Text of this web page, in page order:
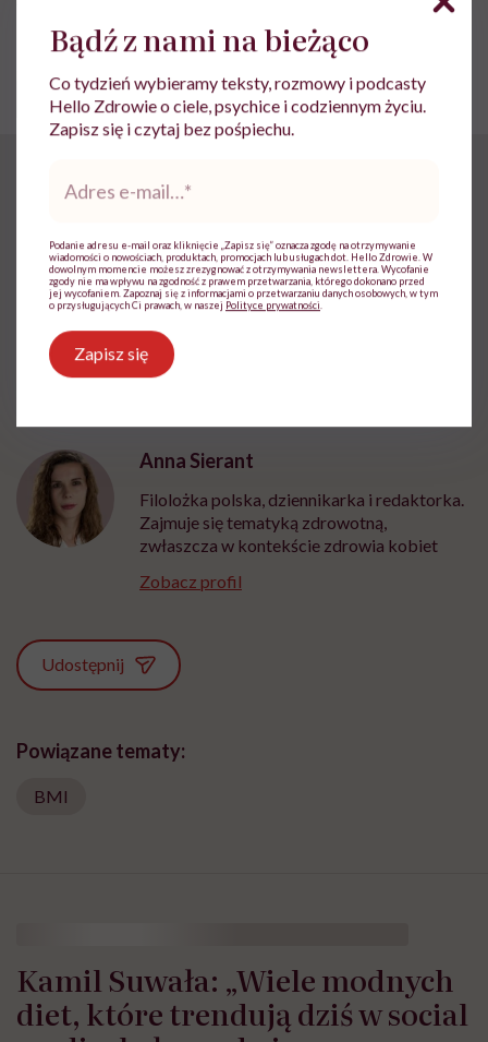
ciąży? Wymienia dietetyczka
FIT’n”Roll Dietetyk dodaje również, że prawidłowe
podziału na posiłki to: 25% w przypadkuśniadania
10% przypada na drugie śniadanie, 30% – naobiad
10% na podwieczorek i 25% nakolację
Anna Sierant
Filolożka polska, dziennikarka i redaktorka.
Zajmuje się tematyką zdrowotną,
zwłaszcza w kontekście zdrowia kobiet
Zobacz profil
Udostępnij
Powiązane tematy:
BMI
Kamil Suwała: „Wiele modnych
diet, które trendują dziś w social
Bądź z nami na bieżąco
Co tydzień wybieramy teksty, rozmowy i podcasty
Hello Zdrowie o ciele, psychice i codziennym życiu.
Zapisz się i czytaj bez pośpiechu.
mail*
Podanie adresu e-mail oraz kliknięcie „Zapisz się” oznacza zgodę na otrzymywanie
wiadomości o nowościach, produktach, promocjach lub usługach dot. Hello Zdrowie. W
dowolnym momencie możesz zrezygnować z otrzymywania newslettera. Wycofanie
zgody nie ma wpływu na zgodność z prawem przetwarzania, którego dokonano przed
jej wycofaniem. Zapoznaj się z informacjami o przetwarzaniu danych osobowych, w tym
o przysługujących Ci prawach, w naszej Polityce prywatności
Zapisz się